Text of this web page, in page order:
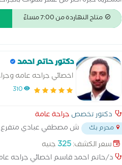
والجهاز الهضمي
متاح النهاردة من 7:00 مساءً
دكتور حاتم احمد
اخصائي جراحه عامه
310
دكتور تخصص جراحة عامة
محرم بك ش مصطفي عبادي متفرع
سعر الكشف:325 جنيه
د/حاتم احمد قاسم اخصائي جراحه